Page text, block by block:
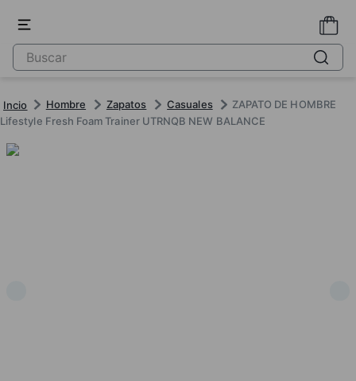
Hombre Zapatos Casuales
ZAPATO DE HOMBRE
Lifestyle Fresh Foam Trainer UTRNQB NEW BALANCE